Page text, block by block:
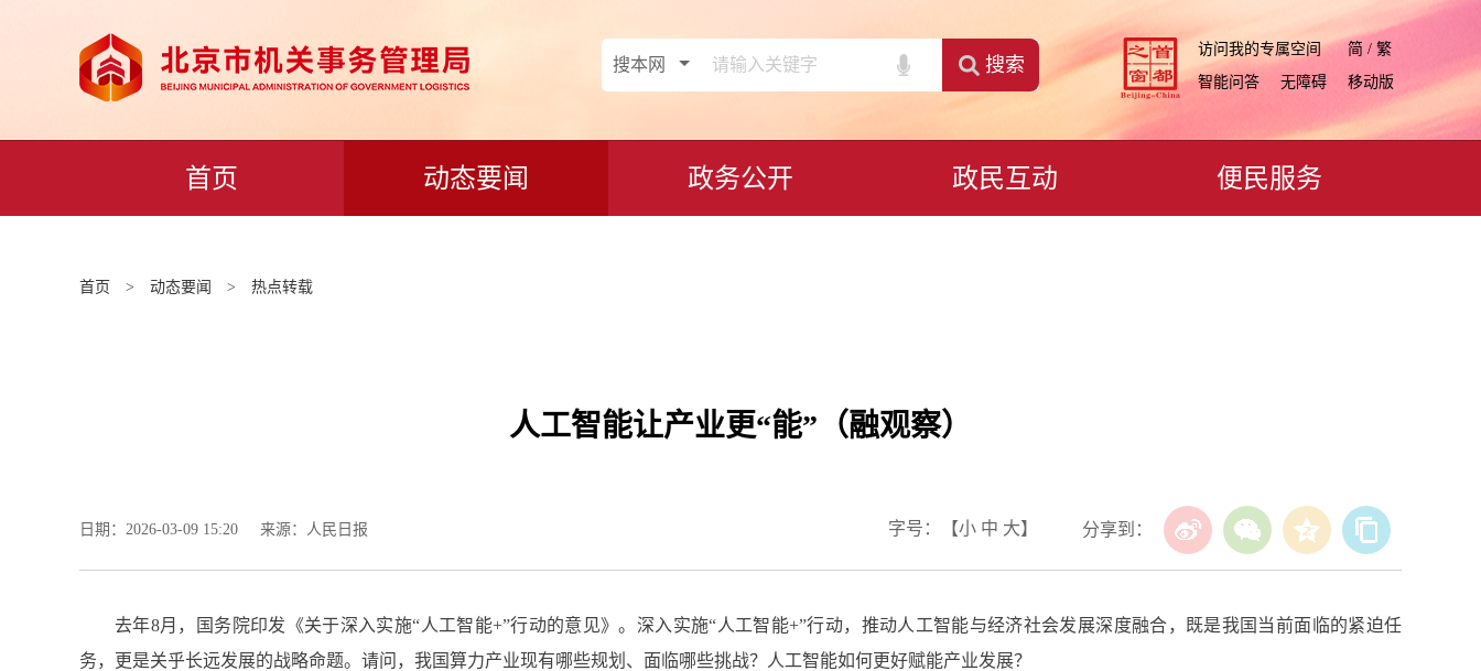
搜索
访问我的专属空间
简 / 繁
智能问答
无障碍 移动版
首页 动态要闻 政务公开 政民互动 便民服务
首页 > 动态要闻 > 热点转载
人工智能让产业更“能”（融观察）
日期：2026-03-09 15:20 来源：人民日报 分享到：
字号： 【小 中 大】
去年8月，国务院印发《关于深入实施“人工智能+”行动的意见》。深入实施“人工智能+”行动，推动人工智能与经济社会发展深度融合，既是我国当前面临的紧迫任
务，更是关乎长远发展的战略命题。请问，我国算力产业现有哪些规划、面临哪些挑战？人工智能如何更好赋能产业发展？